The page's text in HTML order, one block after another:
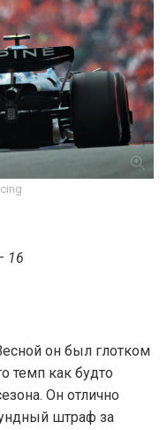
16
он был глотком
темп как будто
Он отлично
штраф за